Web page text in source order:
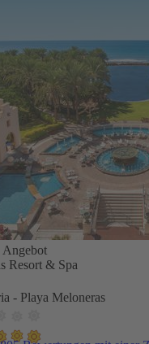
Angebot
Resort & Spa
- Playa Meloneras